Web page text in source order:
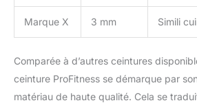
souvent,
vous faire
Marque X 3 mm Simili
Comparée à d’autres ceintures
ceinture ProFitness se démarque par
matériau de haute qualité. Cela se